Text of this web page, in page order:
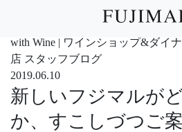
with Wine | ワインショップ&ダイ
店 スタッフブログ
2019.06.10
新しいフジマルが
か、すこしづつご案